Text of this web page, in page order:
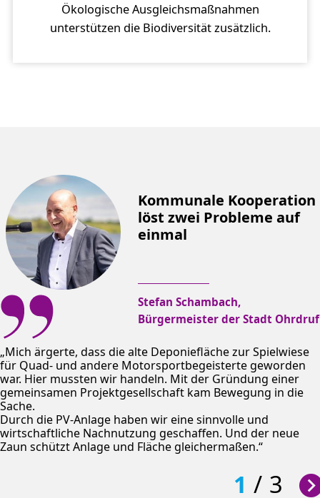
Ökologische Ausgleichsmaßnahmen
unterstützen die Biodiversität zusätzlich.
Kommunale Kooperation
löst zwei Probleme auf
einmal
Mich ärgerte, dass die alte Deponiefläche zur Spielwiese
für Quad- und andere Motorsportbegeisterte geworden
war. Hier mussten wir handeln. Mit der Gründung einer
gemeinsamen Projektgesellschaft kam Bewegung in die
Sache.
Durch die PV-Anlage haben wir eine sinnvolle und
wirtschaftliche Nachnutzung geschaffen. Und der neue
Zaun schützt Anlage und Fläche gleichermaßen.
Stefan Schambach,
Bürgermeister der Stadt Ohrdruf
1 / 3